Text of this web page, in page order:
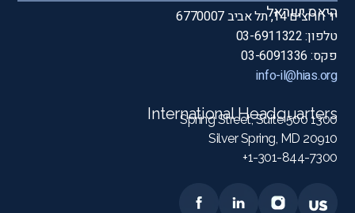
היאס ישראל
יד חרוצים 14, תל אביב 6770007
טלפון: 03-6911322
פקס: 03-6091336
info-il@hias.org
International Headquarters
1300 Spring Street, Suite 500
Silver Spring, MD 20910
1-301-844-7300+